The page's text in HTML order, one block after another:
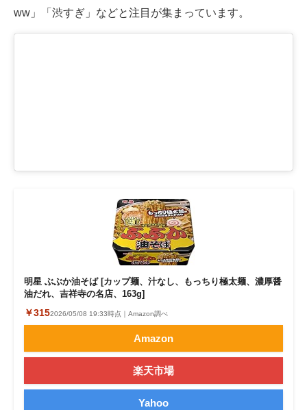
スマホと通信の最新トレンド
マーケ×ITの今がよく分かる
ITエンジニア向け専門サイト
企業向けIT製品の総合サイト
製造業のIT導入・活用を支援
エレクトロニクス専門サイト
ww」「渋すぎ」などと注目が集まっています。
明星 ぶぶか油そば [カップ麺、汁なし、もっちり極太麺、濃厚醤
油だれ、吉祥寺の名店、163g]
￥3152026/05/08 19:33時点｜Amazon調べ
Amazon
楽天市場
Yahoo